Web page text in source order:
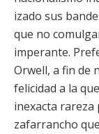
izado sus
que no
imperante.
Orwell, a fin de
felicidad a la
inexacta rareza
zafarrancho